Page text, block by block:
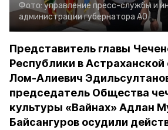
Фото: управление пресс-службы и
администрации губернатора АО
Представитель главы
Республики в
Лом-Алиевич
председатель Общества
культуры «Вайнах» Адлан
Байсангуров осудили